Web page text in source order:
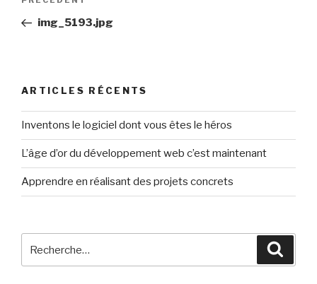
l’article
précédent
img_5193.jpg
ARTICLES RÉCENTS
Inventons le logiciel dont vous êtes le héros
L’âge d’or du développement web c’est maintenant
Apprendre en réalisant des projets concrets
pour